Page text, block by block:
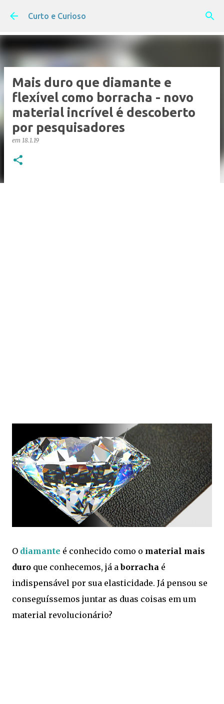
Pular para o conteúdo principal
Curto e Curioso
Mais duro que diamante e
flexível como borracha - novo
material incrível é descoberto
por pesquisadores
em 18.1.19
O diamante é conhecido como o material mais
duro que conhecemos, já aborracha é
indispensável por sua elasticidade. Já pensou se
conseguíssemos juntar as duas coisas em um
material revolucionário?